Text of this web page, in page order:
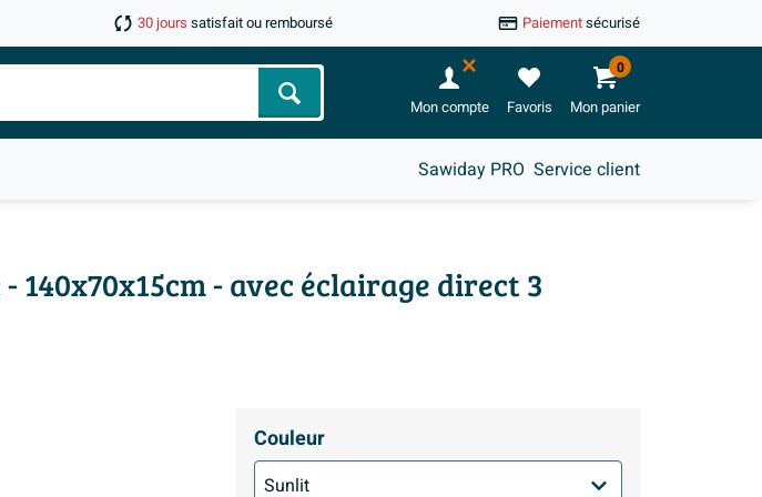
30 jours satisfait ou remboursé Paiementsécurisé
Chercher Mon compte Favoris Mon panier
0
Sawiday PRO Service client
140x70x15cm - avec éclairage direct 3
Couleur